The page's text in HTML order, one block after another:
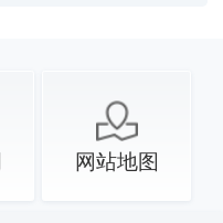
网站地图